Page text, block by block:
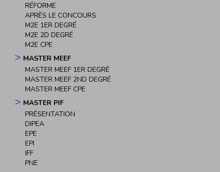
RÉFORME
APRÈS LE CONCOURS
M2E 1ER DEGRÉ
M2E 2D DEGRÉ
M2E CPE
MASTER MEEF
MASTER MEEF 1ER DEGRÉ
MASTER MEEF 2ND DEGRÉ
MASTER MEEF CPE
MASTER PIF
PRÉSENTATION
DIPEA
EPE
EPI
IFF
PNE